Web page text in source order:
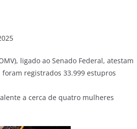
ligado ao Senado Federal, atestam
registrados 33.999 estupros
a cerca de quatro mulheres